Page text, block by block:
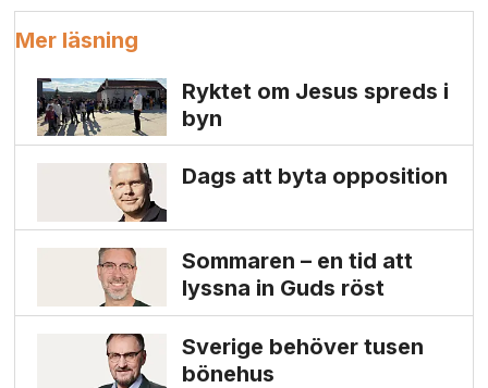
Mer läsning
Ryktet om Jesus spreds i
byn
Dags att byta opposition
Sommaren – en tid att
lyssna in Guds röst
Sverige behöver tusen
bönehus